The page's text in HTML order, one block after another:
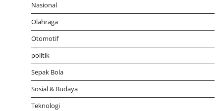
Nasional
Olahraga
Otomotif
politik
Sepak Bola
Sosial & Budaya
Teknologi